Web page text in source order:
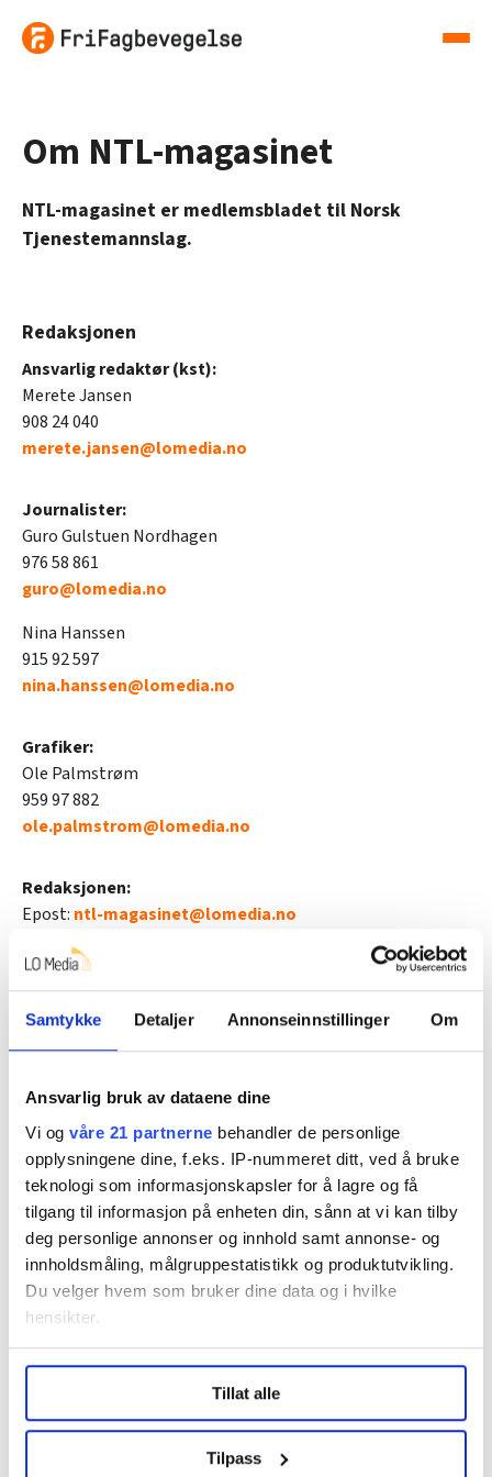
Samtykke Detaljer Annonseinnstillinger Om
Ansvarlig bruk av dataene dine
Vi og våre 21 partnerne behandler de personlige
opplysningene dine, f.eks. IP-nummeret ditt, ved å bruke
teknologi som informasjonskapsler for å lagre og få
tilgang til informasjon på enheten din, sånn at vi kan tilby
deg personlige annonser og innhold samt annonse- og
innholdsmåling, målgruppestatistikk og produktutvikling.
Du velger hvem som bruker dine data og i hvilke
hensikter.
Undermer infokan du lese om hvordan dine personlige
data behandles og hvordan du kan velge hvordan de skal
brukes. Du kan hele tiden endre eller trekke tilbake ditt
samtykke fra erklæringen om informasjonskapsler.
Tillat alle
Tilpass
Om NTL-magasinet
NTL-magasinet er medlemsbladet til Norsk
Tjenestemannslag.
Redaksjonen
Ansvarlig redaktør (kst):
Merete Jansen
908 24 040
merete.jansen@lomedia.no
Journalister:
Guro Gulstuen Nordhagen
976 58 861
guro@lomedia.no
Nina Hanssen
915 92 597
nina.hanssen@lomedia.no
Grafiker:
Ole Palmstrøm
959 97 882
ole.palmstrom@lomedia.no
Redaksjonen:
Epost: ntl-magasinet@lomedia.no
Utgiver:
Abonnement/adresseendring
Norsk Tjenestemannslag
23 06 84 00
kontingentavd@ntl.no
Annonser
John Larssen
934 99 304
john@media-team.no
Adresse